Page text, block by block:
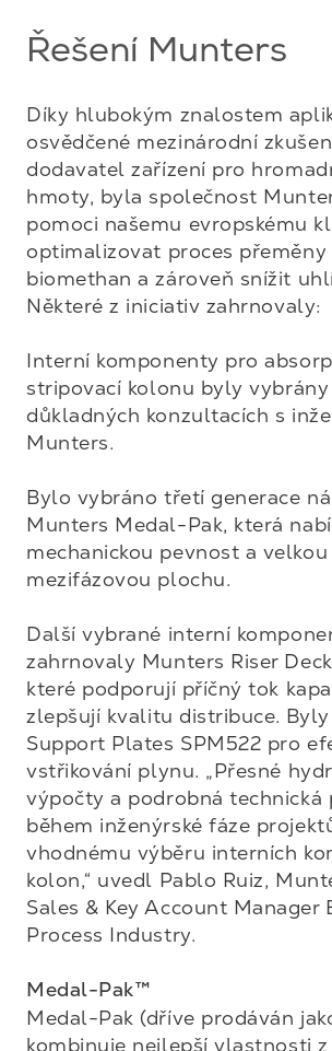
Řešení Munters
Díky hlubokým znalostem
osvědčené mezinárodní
dodavatel zařízení pro
hmoty, byla společnost
pomoci našemu evropskému
optimalizovat proces
biomethan a zároveň snížit
Některé z iniciativ zahrnovaly:
Interní komponenty pro
stripovací kolonu byly vybrány
důkladných konzultacích s
Munters.
Bylo vybráno třetí generace
Munters Medal-Pak, která
mechanickou pevnost a
mezifázovou plochu.
Další vybrané interní
zahrnovaly Munters Riser
které podporují příčný tok
zlepšují kvalitu distribuce.
Support Plates SPM522 pro
vstřikování plynu. „Přesné
výpočty a podrobná technická
během inženýrské fáze
vhodnému výběru interních
kolon,“ uvedl Pablo Ruiz,
Sales & Key Account Manager
Process Industry.
Medal-Pak™
Medal-Pak (dříve prodáván
kombinuje nejlepší vlastnosti z